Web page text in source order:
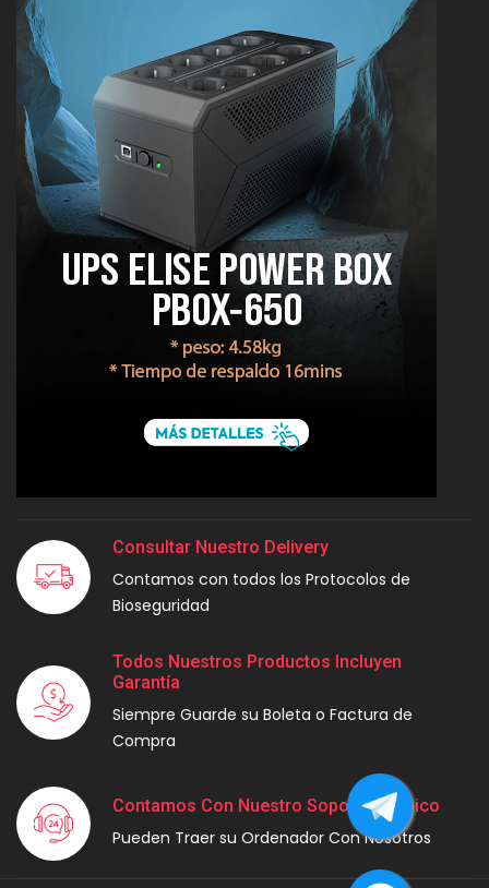
Consultar Nuestro Delivery
Contamos con todos los Protocolos de
Bioseguridad
Todos Nuestros Productos Incluyen
Garantía
Siempre Guarde su Boleta o Factura de
Compra
Contamos Con Nuestro Soporte Técnico
Pueden Traer su Ordenador Con Nosotros